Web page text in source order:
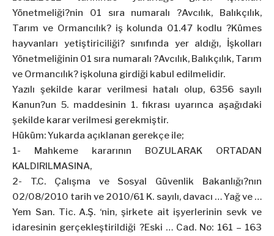
Yönetmeliği?nin 01 sıra numaralı ?Avcılık, Balıkçılık,
Tarım ve Ormancılık? iş kolunda 01.47 kodlu ?Kümes
hayvanları yetiştiriciliği? sınıfında yer aldığı, İşkolları
Yönetmeliğinin 01 sıra numaralı ?Avcılık, Balıkçılık, Tarım
ve Ormancılık? işkoluna girdiği kabul edilmelidir.
Yazılı şekilde karar verilmesi hatalı olup, 6356 sayılı
Kanun?un 5. maddesinin 1. fıkrası uyarınca aşağıdaki
şekilde karar verilmesi gerekmiştir.
Hüküm: Yukarda açıklanan gerekçe ile;
1- Mahkeme kararının BOZULARAK ORTADAN
KALDIRILMASINA,
2- T.C. Çalışma ve Sosyal Güvenlik Bakanlığı?nın
02/08/2010 tarih ve 2010/61 K. sayılı, davacı … Yağ ve …
Yem San. Tic. A.Ş. ‘nin, şirkete ait işyerlerinin sevk ve
idaresinin gerçekleştirildiği ?Eski … Cad. No: 161 – 163